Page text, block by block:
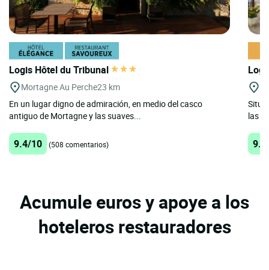
Logis Hôtel du Tribunal
Mortagne Au Perche23 km
En un lugar digno de admiración, en medio del casco
antiguo de Mortagne y las suaves...
9.4/10 (508 comentarios)
las
Acumule euros y apoye a los
hoteleros restauradores